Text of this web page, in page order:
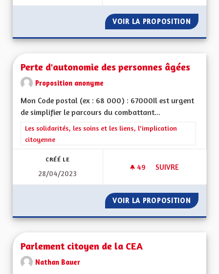
VOIR LA PROPOSITION POUR
Perte d'autonomie des personnes âgées
Proposition anonyme
Mon Code postal (ex : 68 000) : 67000Il est urgent
de simplifier le parcours du combattant...
Filtrer les résultats de la catégorie : Les solidarités, les soins
Les solidarités, les soins et les liens, l'implication
citoyenne
CRÉÉ LE
28/04/2023
49 49 ABONNÉS
SUIVRE
VOIR LA PROPOSITION
Parlement citoyen de la CEA
Nathan Bauer